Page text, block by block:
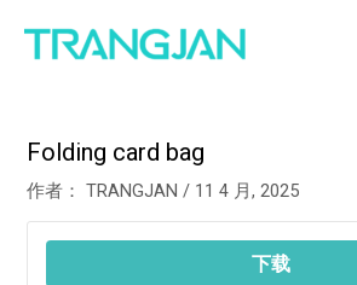
Folding card bag
作者： TRANGJAN/ 11 4 月, 2025
下载
navigation